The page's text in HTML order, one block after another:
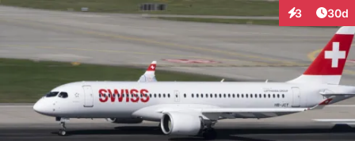
3
Interaktionen
30d